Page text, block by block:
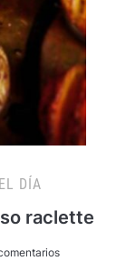
DÍA
raclette